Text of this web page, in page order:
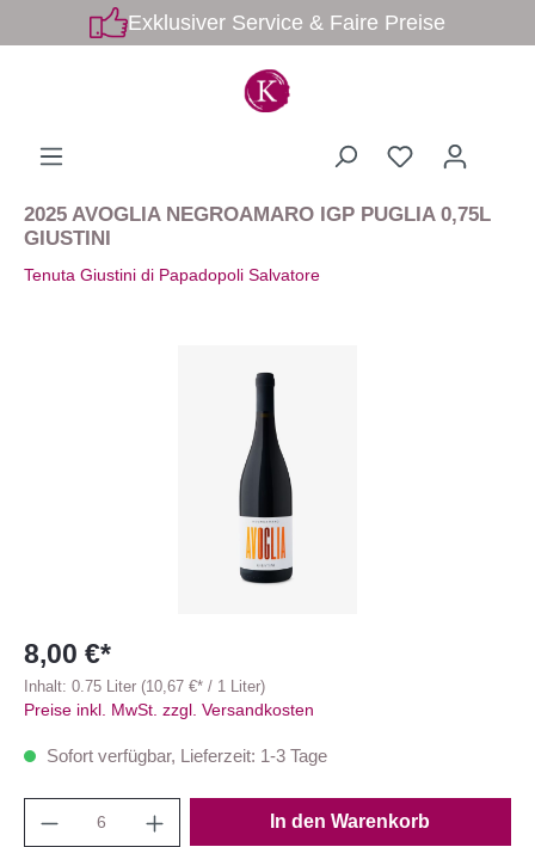
Exklusiver Service & Faire Preise
2025 AVOGLIA NEGROAMARO IGP PUGLIA 0,75L
GIUSTINI
Tenuta Giustini di Papadopoli Salvatore
8,00 €*
Inhalt: 0.75 Liter (10,67 €* / 1 Liter)
Preise inkl. MwSt. zzgl. Versandkosten
Sofort verfügbar, Lieferzeit: 1-3 Tage
In den Warenkorb